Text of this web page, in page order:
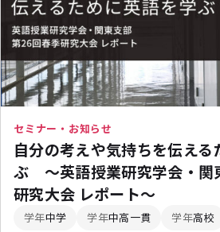
セミナー・お知らせ
自分の考えや気持ちを伝える
ぶ 〜英語授業研究学会・関
研究大会 レポート〜
学年中学 学年中高一貫 学年高校